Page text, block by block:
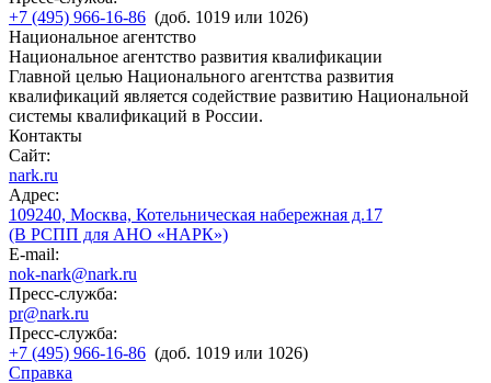
+7 (495) 966-16-86 (доб. 1019 или 1026)
Национальное агентство
Национальное агентство развития квалификации
Главной целью Национального агентства развития
квалификаций является содействие развитию Национальной
системы квалификаций в России.
Контакты
Сайт:
nark.ru
Адрес:
109240, Москва, Котельническая набережная д.17
(В РСПП для АНО «НАРК»)
E-mail:
nok-nark@nark.ru
Пресс-служба:
pr@nark.ru
Пресс-служба:
+7 (495) 966-16-86 (доб. 1019 или 1026)
Справка